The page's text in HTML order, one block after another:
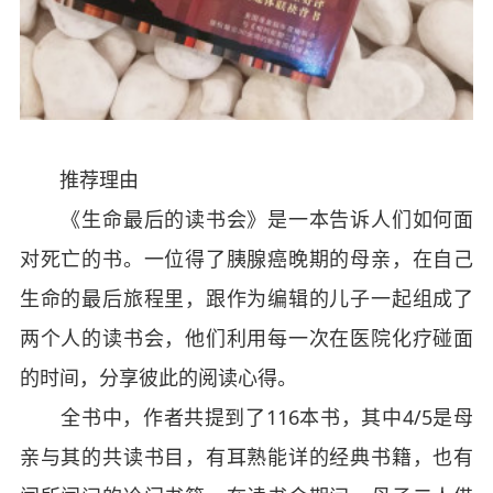
推荐理由
《生命最后的读书会》是一本告诉人们如何面
对死亡的书。一位得了胰腺癌晚期的母亲，在自己
生命的最后旅程里，跟作为编辑的儿子一起组成了
两个人的读书会，他们利用每一次在医院化疗碰面
的时间，分享彼此的阅读心得。
全书中，作者共提到了116本书，其中4/5是母
亲与其的共读书目，有耳熟能详的经典书籍，也有